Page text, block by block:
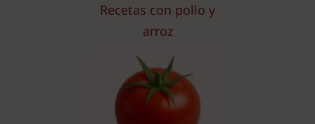
Recetas con pollo y
arroz